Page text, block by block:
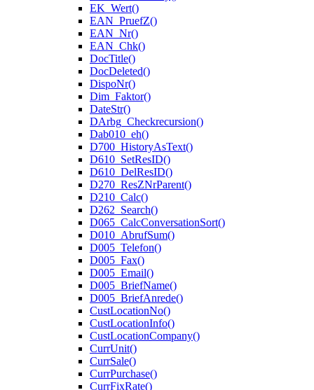
EK_Wert()
EAN_PruefZ()
EAN_Nr()
EAN_Chk()
DocTitle()
DocDeleted()
DispoNr()
Dim_Faktor()
DateStr()
DArbg_Checkrecursion()
Dab010_eh()
D700_HistoryAsText()
D610_SetResID()
D610_DelResID()
D270_ResZNrParent()
D210_Calc()
D262_Search()
D065_CalcConversationSort()
D010_AbrufSum()
D005_Telefon()
D005_Fax()
D005_Email()
D005_BriefName()
D005_BriefAnrede()
CustLocationNo()
CustLocationInfo()
CustLocationCompany()
CurrUnit()
CurrSale()
CurrPurchase()
CurrFixRate()